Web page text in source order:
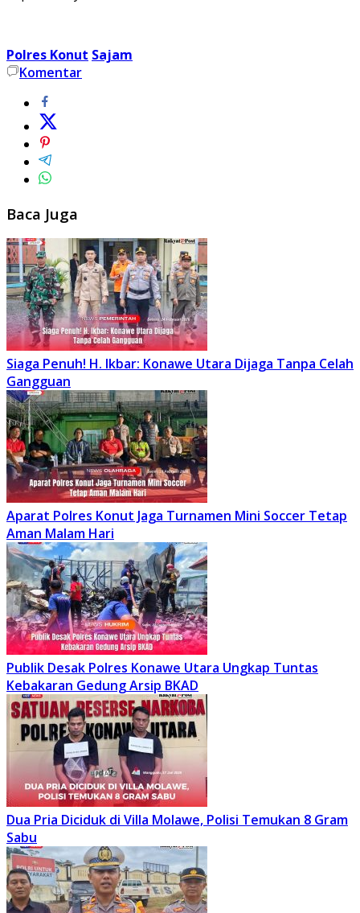
Polres Konut Sajam
Komentar
Baca Juga
Siaga Penuh! H. Ikbar: Konawe Utara Dijaga Tanpa Celah
Gangguan
Aparat Polres Konut Jaga Turnamen Mini Soccer Tetap
Aman Malam Hari
Publik Desak Polres Konawe Utara Ungkap Tuntas
Kebakaran Gedung Arsip BKAD
Dua Pria Diciduk di Villa Molawe, Polisi Temukan 8 Gram
Sabu